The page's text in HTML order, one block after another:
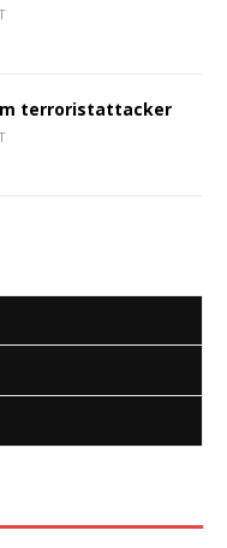
terroristattacker